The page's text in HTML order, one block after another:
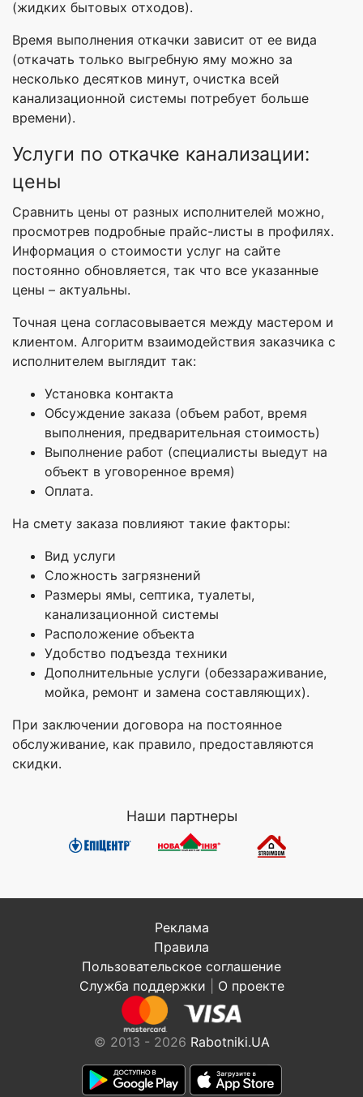
(жидких бытовых отходов).
Время выполнения откачки зависит от ее вида
(откачать только выгребную яму можно за
несколько десятков минут, очистка всей
канализационной системы потребует больше
времени).
Услуги по откачке канализации:
цены
Сравнить цены от разных исполнителей можно,
просмотрев подробные прайс-листы в профилях.
Информация о стоимости услуг на сайте
постоянно обновляется, так что все указанные
цены – актуальны.
Точная цена согласовывается между мастером и
клиентом. Алгоритм взаимодействия заказчика с
исполнителем выглядит так:
Установка контакта
Обсуждение заказа (объем работ, время
выполнения, предварительная стоимость)
Выполнение работ (специалисты выедут на
объект в уговоренное время)
Оплата.
На смету заказа повлияют такие факторы:
Вид услуги
Сложность загрязнений
Размеры ямы, септика, туалеты,
канализационной системы
Расположение объекта
Удобство подъезда техники
Дополнительные услуги (обеззараживание,
мойка, ремонт и замена составляющих).
При заключении договора на постоянное
обслуживание, как правило, предоставляются
скидки.
Наши партнеры
Реклама
Правила
Пользовательское соглашение
Служба поддержки
О проекте
© 2013 - 2026 Rabotniki.UA